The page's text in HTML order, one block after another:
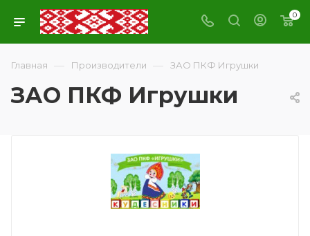
0
Главная — Производители — ЗАО ПКФ Игрушки
ЗАО ПКФ Игрушки